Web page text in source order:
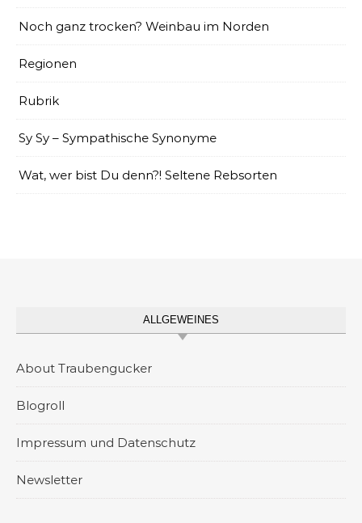
Noch ganz trocken? Weinbau im Norden
Regionen
Rubrik
Sy Sy – Sympathische Synonyme
Wat, wer bist Du denn?! Seltene Rebsorten
ALLGEWEINES
About Traubengucker
Blogroll
Impressum und Datenschutz
Newsletter